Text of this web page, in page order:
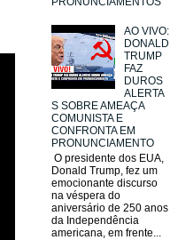
AO VIVO:
DONALD
TRUMP
FAZ
DUROS
ALERTA
S SOBRE AMEAÇA
COMUNISTA E
CONFRONTA EM
PRONUNCIAMENTO
O presidente dos EUA,
Donald Trump, fez um
emocionante discurso
na véspera do
aniversário de 250 anos
da Independência
americana, em frente...